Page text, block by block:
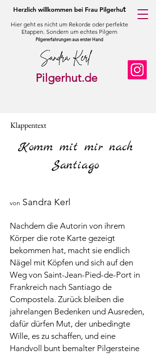
Pilgerhut.de
Herzlich willkommen bei Frau Pilgerhut
Hier geht es nicht um Rekorde oder perfekte
Etappen. Sondern um echtes Pilgern
Pilgererfahrungen aus erster Hand
Komm mit mir nach
Santiago
Klappentext
von Sandra Kerl
Nachdem die Autorin von ihrem
Körper die rote Karte gezeigt
bekommen hat, macht sie endlich
Nägel mit Köpfen und sich auf den
Weg von Saint-Jean-Pied-de-Port in
Frankreich nach Santiago de
Compostela. Zurück bleiben die
jahrelangen Bedenken und Ausreden,
dafür dürfen Mut, der unbedingte
Wille, es zu schaffen, und eine
Handvoll bunt bemalter Pilgersteine